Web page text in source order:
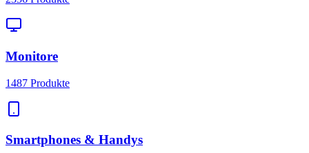
Monitore
1487 Produkte
Smartphones & Handys